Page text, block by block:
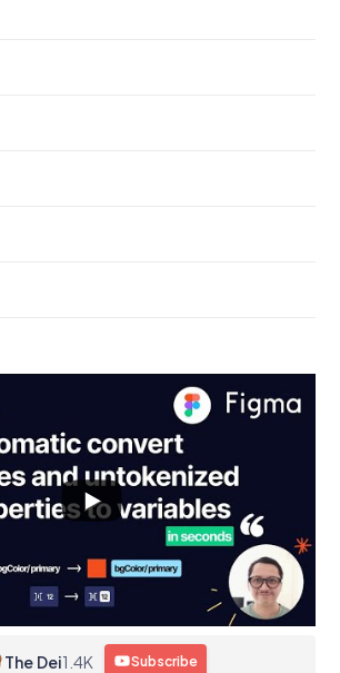
The Dei1.4K Subscribe